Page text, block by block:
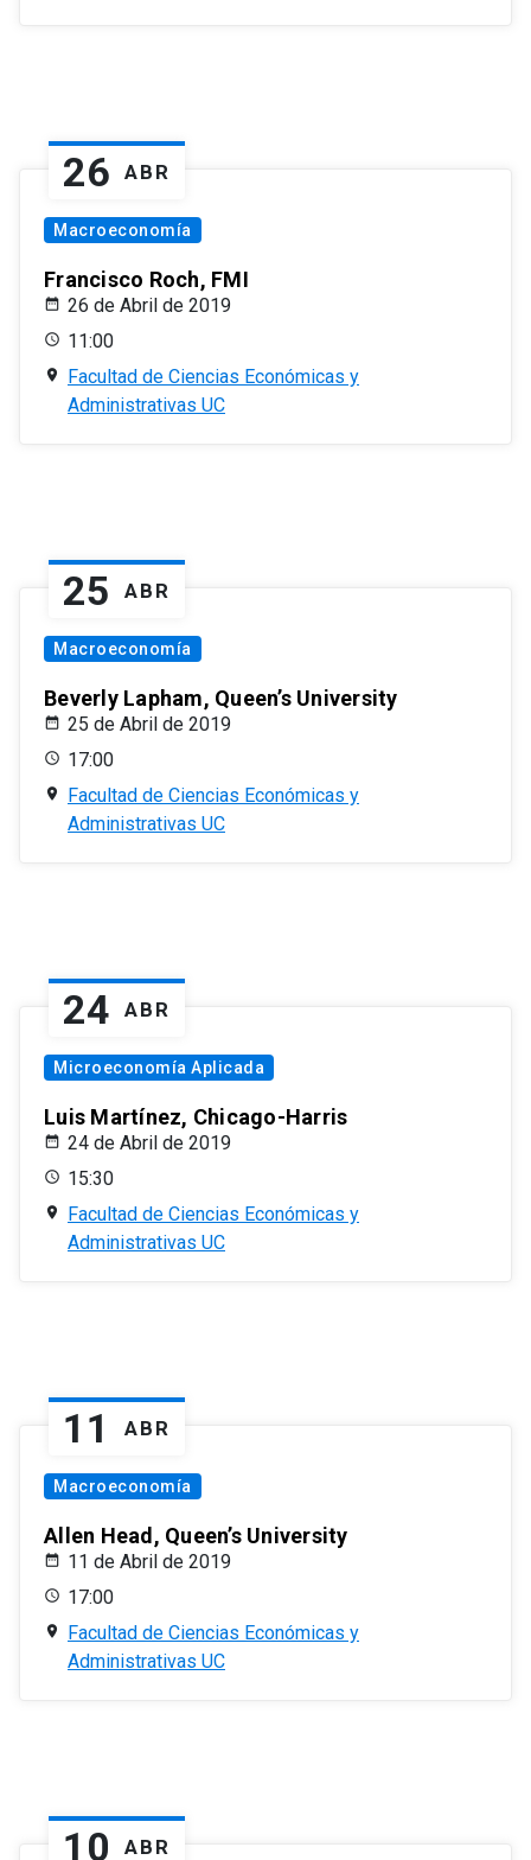
26 ABR
Macroeconomía
Francisco Roch, FMI
26 de Abril de 2019
11:00
Facultad de Ciencias Económicas y
Administrativas UC
25 ABR
Macroeconomía
Beverly Lapham, Queen’s University
25 de Abril de 2019
17:00
Facultad de Ciencias Económicas y
Administrativas UC
24 ABR
Microeconomía Aplicada
Luis Martínez, Chicago-Harris
24 de Abril de 2019
15:30
Facultad de Ciencias Económicas y
Administrativas UC
11 ABR
Macroeconomía
Allen Head, Queen’s University
11 de Abril de 2019
17:00
Facultad de Ciencias Económicas y
Administrativas UC
10 ABR